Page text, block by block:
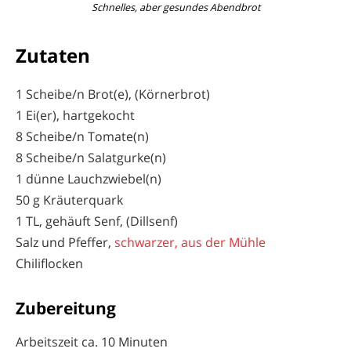
Schnelles, aber gesundes Abendbrot
Zutaten
1 Scheibe/n Brot(e), (Körnerbrot)
1 Ei(er), hartgekocht
8 Scheibe/n Tomate(n)
8 Scheibe/n Salatgurke(n)
1 dünne Lauchzwiebel(n)
50 g Kräuterquark
1 TL, gehäuft Senf, (Dillsenf)
Salz und Pfeffer, schwarzer, aus der Mühle
Chiliflocken
Zubereitung
Arbeitszeit ca. 10 Minuten